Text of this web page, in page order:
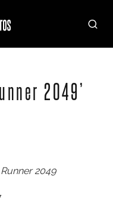
2049’
2049